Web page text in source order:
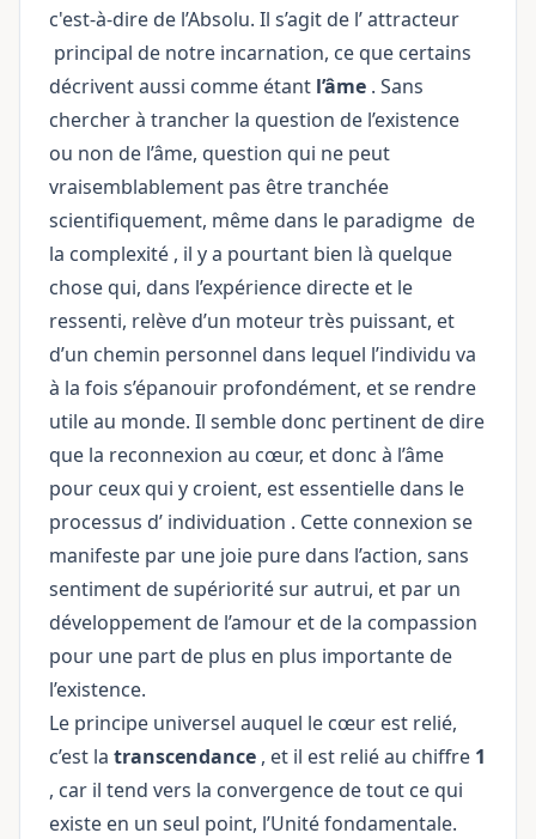
c'est-à-dire de l’Absolu. Il s’agit de l’attracteur
principal de notre incarnation, ce que certains
décrivent aussi comme étant l’âme . Sans
chercher à trancher la question de l’existence
ou non de l’âme, question qui ne peut
vraisemblablement pas être tranchée
scientifiquement, même dans le paradigme de
la complexité , il y a pourtant bien là quelque
chose qui, dans l’expérience directe et le
ressenti, relève d’un moteur très puissant, et
d’un chemin personnel dans lequel l’individu va
à la fois s’épanouir profondément, et se rendre
utile au monde. Il semble donc pertinent de dire
que la reconnexion au cœur, et donc à l’âme
pour ceux qui y croient, est essentielle dans le
processus d’ individuation . Cette connexion se
manifeste par une joie pure dans l’action, sans
sentiment de supériorité sur autrui, et par un
développement de l’amour et de la compassion
pour une part de plus en plus importante de
l’existence.
Le principe universel auquel le cœur est relié,
c’est la transcendance , et il est relié au chiffre 1
, car il tend vers la convergence de tout ce qui
existe en un seul point, l’Unité fondamentale.